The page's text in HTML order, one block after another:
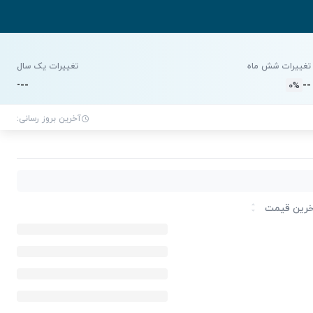
تغییرات شش ماه
-
-
0%
تغییرات یک سال
-
-
-
آخرین بروز رسانی:
قیمت